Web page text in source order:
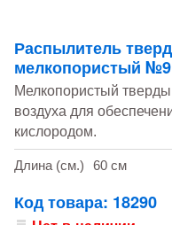
Распылитель
мелкопористый
Мелкопористый
воздуха для
кислородом.
Длина (см.) 60 см
Код товара: 18290